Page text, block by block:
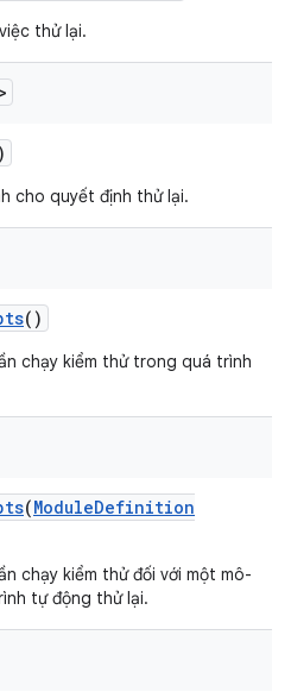
thử lại.
cho quyết định thử lại.
()
chạy kiểm thử trong quá trình
(ModuleDefinition
chạy kiểm thử đối với một mô-
tự động thử lại.